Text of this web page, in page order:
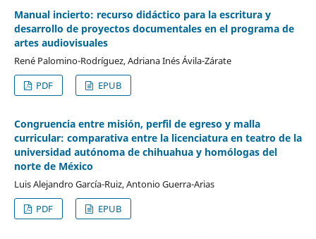
Manual incierto: recurso didáctico para la escritura y
desarrollo de proyectos documentales en el programa de
artes audiovisuales
René Palomino-Rodríguez, Adriana Inés Ávila-Zárate
PDF
EPUB
Congruencia entre misión, perfil de egreso y malla
curricular: comparativa entre la licenciatura en teatro de la
universidad autónoma de chihuahua y homólogas del
norte de México
Luis Alejandro García-Ruiz, Antonio Guerra-Arias
PDF
EPUB